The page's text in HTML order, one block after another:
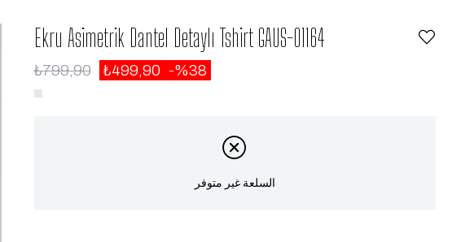
Ekru Asimetrik Dantel Detaylı Tshirt GAUS-01164
₺799,90 ₺499,90 38
السلعة غير متوفر